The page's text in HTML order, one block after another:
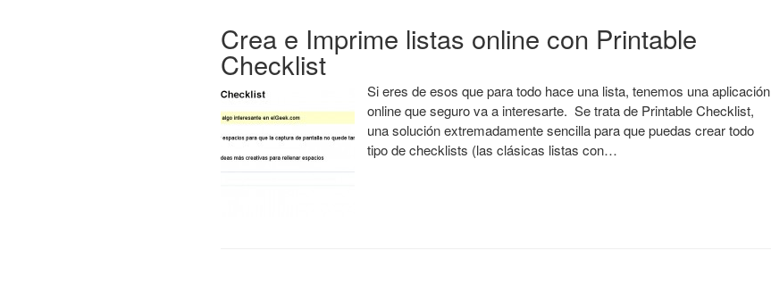
Crea e Imprime listas online con Printable
Checklist
Si eres de esos que para todo hace una lista, tenemos una aplicación
online que seguro va a interesarte. Se trata de Printable Checklist,
una solución extremadamente sencilla para que puedas crear todo
tipo de checklists (las clásicas listas con…